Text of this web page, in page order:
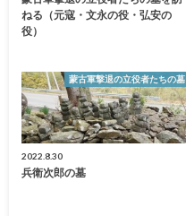
ねる（元寇・文永の役・弘安の
役）
蒙古軍撃退の立役者たちの墓
2022.8.30
兵衛次郎の墓